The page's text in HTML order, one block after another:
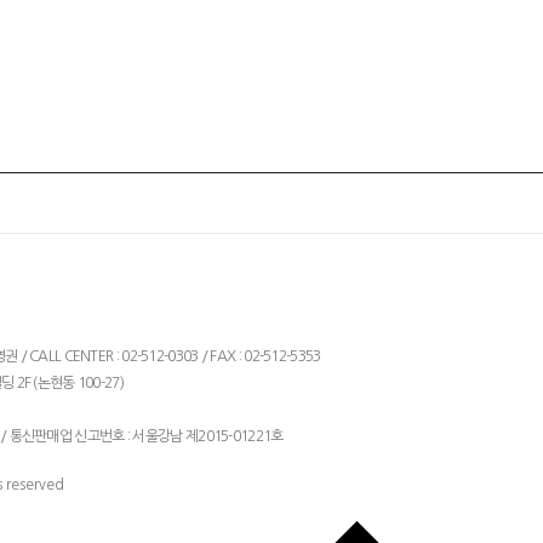
/ CALL CENTER : 02-512-0303 / FAX : 02-512-5353
2F (논현동 100-27)
통신판매업 신고번호 : 서울강남 제2015-01221호
reserved